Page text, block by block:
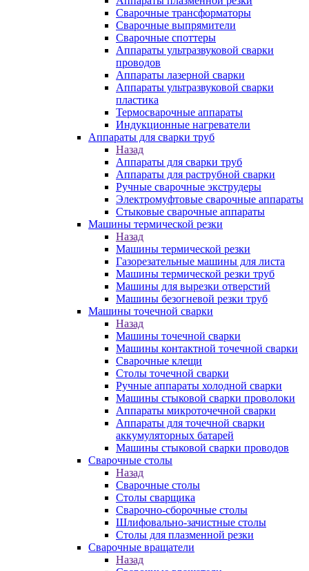
Сварочные трансформаторы
Сварочные выпрямители
Сварочные споттеры
Аппараты ультразвуковой сварки
проводов
Аппараты лазерной сварки
Аппараты ультразвуковой сварки
пластика
Термосварочные аппараты
Индукционные нагреватели
Аппараты для сварки труб
Назад
Аппараты для сварки труб
Аппараты для раструбной сварки
Ручные сварочные экструдеры
Электромуфтовые сварочные аппараты
Стыковые сварочные аппараты
Машины термической резки
Назад
Машины термической резки
Газорезательные машины для листа
Машины термической резки труб
Машины для вырезки отверстий
Машины безогневой резки труб
Машины точечной сварки
Назад
Машины точечной сварки
Машины контактной точечной сварки
Сварочные клещи
Столы точечной сварки
Ручные аппараты холодной сварки
Машины стыковой сварки проволоки
Аппараты микроточечной сварки
Аппараты для точечной сварки
аккумуляторных батарей
Машины стыковой сварки проводов
Сварочные столы
Назад
Сварочные столы
Столы сварщика
Сварочно-сборочные столы
Шлифовально-зачистные столы
Столы для плазменной резки
Сварочные вращатели
Назад